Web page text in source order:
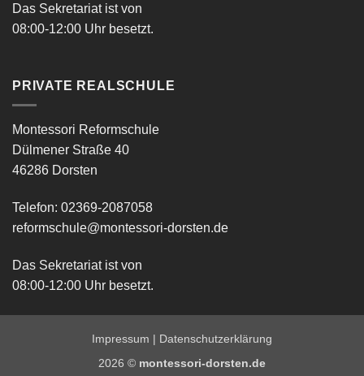
Das Sekretariat ist von
08:00-12:00 Uhr besetzt.
PRIVATE REALSCHULE
Montessori Reformschule
Dülmener Straße 40
46286 Dorsten
Telefon: 02369-2087058
reformschule@montessori-dorsten.de
Das Sekretariat ist von
08:00-12:00 Uhr besetzt.
Impressum | Datenschutzerklärung
2026 © montessori-dorsten.de